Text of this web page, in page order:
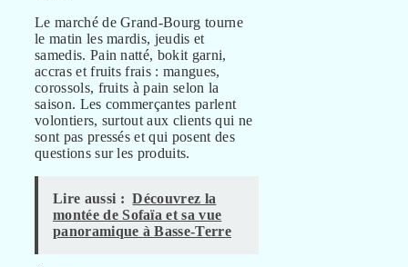
Le marché de Grand-Bourg tourne
le matin les mardis, jeudis et
samedis. Pain natté, bokit garni,
accras et fruits frais : mangues,
corossols, fruits à pain selon la
saison. Les commerçantes parlent
volontiers, surtout aux clients qui ne
sont pas pressés et qui posent des
questions sur les produits.
Lire aussi : Découvrez la
montée de Sofaïa et sa vue
panoramique à Basse-Terre